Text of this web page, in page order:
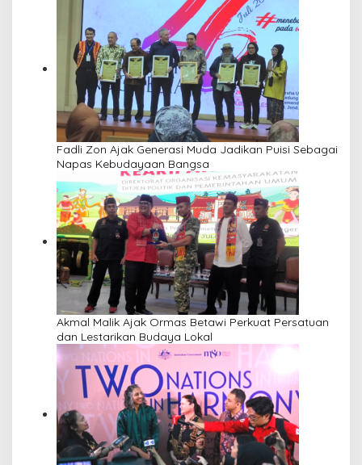
Fadli Zon Ajak Generasi Muda Jadikan Puisi Sebagai
Napas Kebudayaan Bangsa
Akmal Malik Ajak Ormas Betawi Perkuat Persatuan
dan Lestarikan Budaya Lokal